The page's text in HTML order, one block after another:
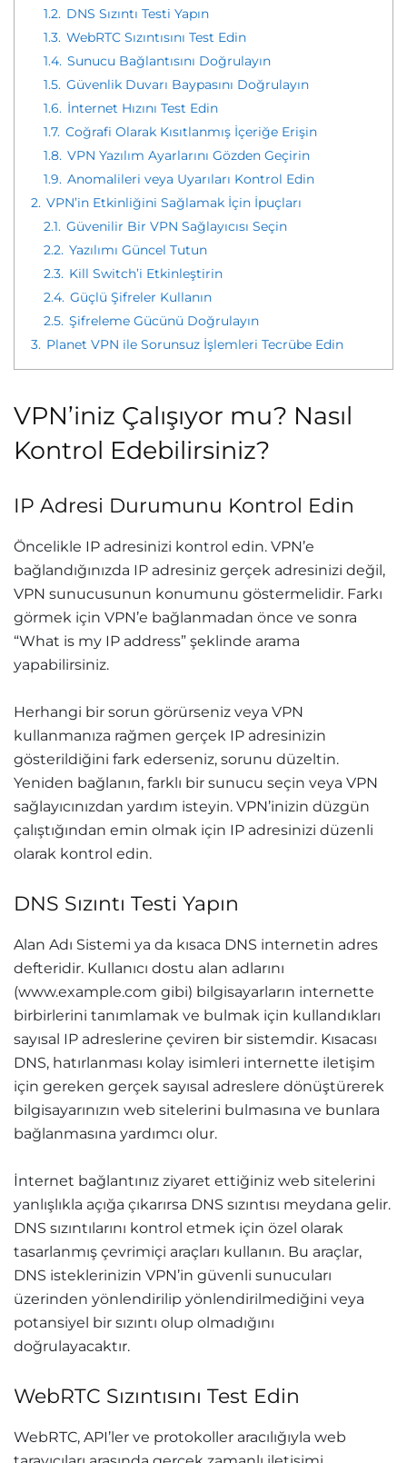
1.2. DNS Sızıntı Testi Yapın
1.3. WebRTC Sızıntısını Test Edin
1.4. Sunucu Bağlantısını Doğrulayın
1.5. Güvenlik Duvarı Baypasını Doğrulayın
1.6. İnternet Hızını Test Edin
1.7. Coğrafi Olarak Kısıtlanmış İçeriğe Erişin
1.8. VPN Yazılım Ayarlarını Gözden Geçirin
1.9. Anomalileri veya Uyarıları Kontrol Edin
2. VPN’in Etkinliğini Sağlamak İçin İpuçları
2.1. Güvenilir Bir VPN Sağlayıcısı Seçin
2.2. Yazılımı Güncel Tutun
2.3. Kill Switch’i Etkinleştirin
2.4. Güçlü Şifreler Kullanın
2.5. Şifreleme Gücünü Doğrulayın
3. Planet VPN ile Sorunsuz İşlemleri Tecrübe Edin
VPN’iniz Çalışıyor mu? Nasıl
Kontrol Edebilirsiniz?
IP Adresi Durumunu Kontrol Edin
Öncelikle IP adresinizi kontrol edin. VPN’e
bağlandığınızda IP adresiniz gerçek adresinizi değil,
VPN sunucusunun konumunu göstermelidir. Farkı
görmek için VPN’e bağlanmadan önce ve sonra
“What is my IP address” şeklinde arama
yapabilirsiniz.
Herhangi bir sorun görürseniz veya VPN
kullanmanıza rağmen gerçek IP adresinizin
gösterildiğini fark ederseniz, sorunu düzeltin.
Yeniden bağlanın, farklı bir sunucu seçin veya VPN
sağlayıcınızdan yardım isteyin. VPN’inizin düzgün
çalıştığından emin olmak için IP adresinizi düzenli
olarak kontrol edin.
DNS Sızıntı Testi Yapın
Alan Adı Sistemi ya da kısaca DNS internetin adres
defteridir. Kullanıcı dostu alan adlarını
(www.example.com gibi) bilgisayarların internette
birbirlerini tanımlamak ve bulmak için kullandıkları
sayısal IP adreslerine çeviren bir sistemdir. Kısacası
DNS, hatırlanması kolay isimleri internette iletişim
için gereken gerçek sayısal adreslere dönüştürerek
bilgisayarınızın web sitelerini bulmasına ve bunlara
bağlanmasına yardımcı olur.
İnternet bağlantınız ziyaret ettiğiniz web sitelerini
yanlışlıkla açığa çıkarırsa DNS sızıntısı meydana gelir.
DNS sızıntılarını kontrol etmek için özel olarak
tasarlanmış çevrimiçi araçları kullanın. Bu araçlar,
DNS isteklerinizin VPN’in güvenli sunucuları
üzerinden yönlendirilip yönlendirilmediğini veya
potansiyel bir sızıntı olup olmadığını
doğrulayacaktır.
WebRTC Sızıntısını Test Edin
WebRTC, API’ler ve protokoller aracılığıyla web